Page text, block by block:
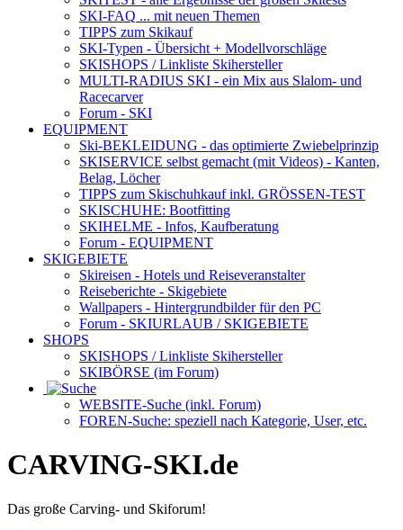
SKI-FAQ ... mit neuen Themen
TIPPS zum Skikauf
SKI-Typen - Übersicht + Modellvorschläge
SKISHOPS / Linkliste Skihersteller
MULTI-RADIUS SKI - ein Mix aus Slalom- und
Racecarver
Forum - SKI
EQUIPMENT
Ski-BEKLEIDUNG - das optimierte Zwiebelprinzip
SKISERVICE selbst gemacht (mit Videos) - Kanten,
Belag, Löcher
TIPPS zum Skischuhkaufinkl. GRÖSSEN-TEST
SKISCHUHE: Bootfitting
SKIHELME - Infos, Kaufberatung
Forum - EQUIPMENT
SKIGEBIETE
Skireisen - Hotels und Reiseveranstalter
Reiseberichte - Skigebiete
Wallpapers - Hintergrundbilder für den PC
Forum - SKIURLAUB / SKIGEBIETE
SHOPS
SKISHOPS / Linkliste Skihersteller
SKIBÖRSE (im Forum)
WEBSITE-Suche (inkl. Forum)
FOREN-Suche: speziell nach Kategorie, User, etc.
CARVING-SKI.de
Das große Carving- und Skiforum!